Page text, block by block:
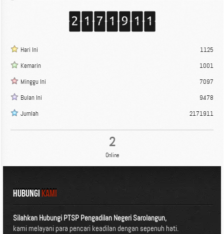
Hari Ini
1125
Kemarin
1001
Minggu Ini
7097
Bulan Ini
9478
Jumlah
2171911
2
Online
HUBUNGIKAMI
Silahkan Hubungi PTSP Pengadilan Negeri Sarolangun,
kami melayani para pencari keadilan dengan sepenuh hati.